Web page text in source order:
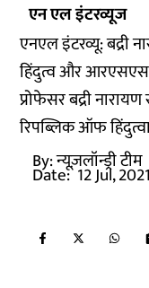
एन एल इंटरव्यूज
एनएल इंटरव्यू: बद्री
हिंदुत्व और आरएसएस
प्रोफेसर बद्री
रिपब्लिक ऑफ
By:न्यूज़लॉन्ड्री टीम
Date: 12 Jul, 2021